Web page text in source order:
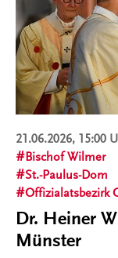
21.06.2026, 15:00
Bischof Wilmer
St.-Paulus-Dom
Offizialatsbezirk
Dr. Heiner
Münster